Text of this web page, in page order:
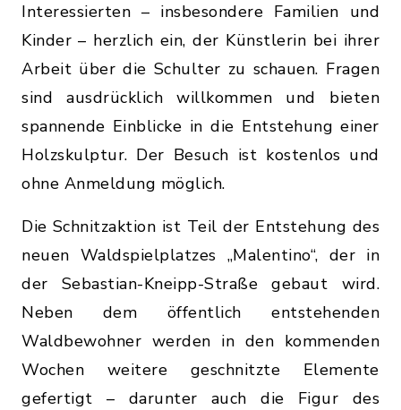
Interessierten – insbesondere Familien und
Kinder – herzlich ein, der Künstlerin bei ihrer
Arbeit über die Schulter zu schauen. Fragen
sind ausdrücklich willkommen und bieten
spannende Einblicke in die Entstehung einer
Holzskulptur. Der Besuch ist kostenlos und
ohne Anmeldung möglich.
Die Schnitzaktion ist Teil der Entstehung des
neuen Waldspielplatzes „Malentino“, der in
der Sebastian-Kneipp-Straße gebaut wird.
Neben dem öffentlich entstehenden
Waldbewohner werden in den kommenden
Wochen weitere geschnitzte Elemente
gefertigt – darunter auch die Figur des